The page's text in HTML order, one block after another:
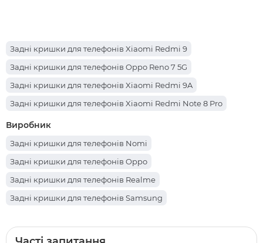
Задні кришки для телефонів Xiaomi Redmi 9
Задні кришки для телефонів Oppo Reno 7 5G
Задні кришки для телефонів Xiaomi Redmi 9A
Задні кришки для телефонів Xiaomi Redmi Note 8 Pro
Задні кришки для телефонів Xiaomi Redmi 10
Задні кришки для телефонів Tecno Camon 12 Air
Задні кришки для телефонів Xiaomi Redmi A3
Задні кришки для телефонів Xiaomi Redmi 9C
Задні кришки для телефонів Xiaomi Mi 10
Задні кришки для телефонів Samsung Galaxy S20 5G
Виробник
Задні кришки для телефонів Nomi
Задні кришки для телефонів Oppo
Задні кришки для телефонів Realme
Задні кришки для телефонів Samsung
Задні кришки для телефонів Vivo